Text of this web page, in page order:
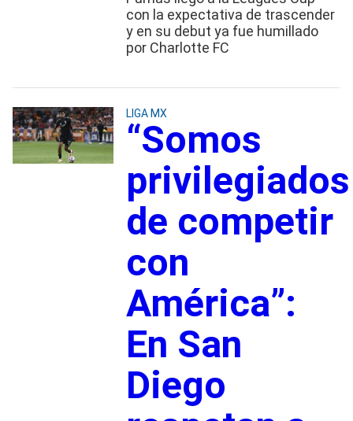
con la expectativa de trascender
y en su debut ya fue humillado
por Charlotte FC
LIGA MX
“Somos
privilegiados
de competir
con
América”:
En San
Diego